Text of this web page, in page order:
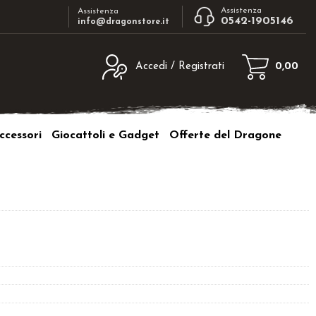
Assistenza
info@dragonstore.it
Assistenza
0542-1905146
Accedi / Registrati
inserisci il nome
e poi clicca sul
sito clicca sul pulsante "Registrati"
0,00
Giocattoli e Gadget Offerte del Dragone